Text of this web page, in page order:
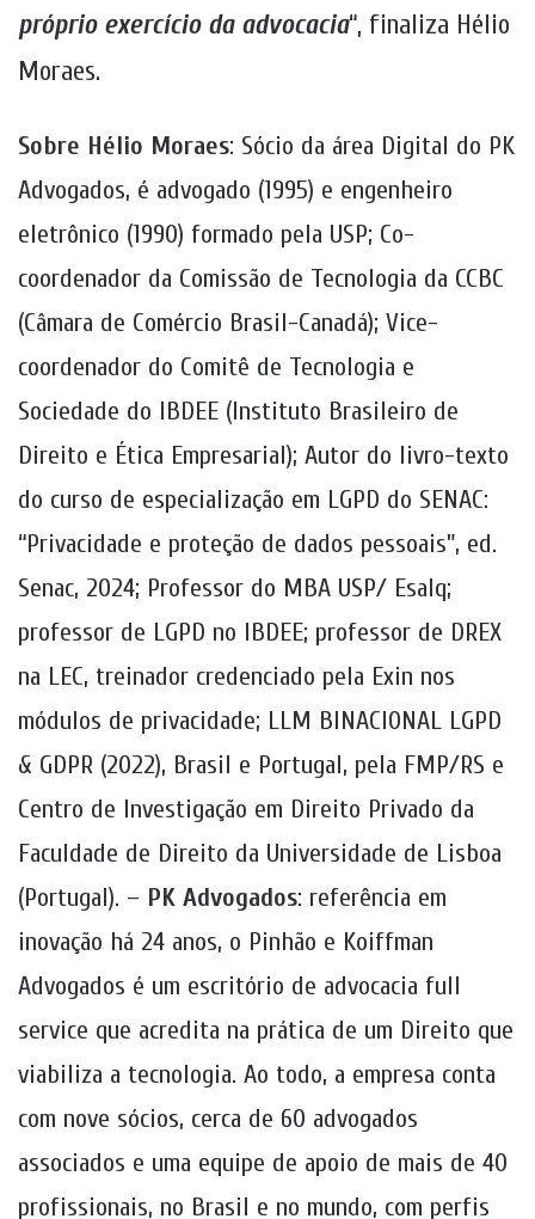
próprio exercício da advocacia“, finaliza Hélio
Moraes.
Sobre Hélio Moraes: Sócio da área Digital do PK
Advogados, é advogado (1995) e engenheiro
eletrônico (1990) formado pela USP; Co-
coordenador da Comissão de Tecnologia da CCBC
(Câmara de Comércio Brasil-Canadá); Vice-
coordenador do Comitê de Tecnologia e
Sociedade do IBDEE (Instituto Brasileiro de
Direito e Ética Empresarial); Autor do livro-texto
do curso de especialização em LGPD do SENAC:
“Privacidade e proteção de dados pessoais”, ed.
Senac, 2024; Professor do MBA USP/ Esalq;
professor de LGPD no IBDEE; professor de DREX
na LEC, treinador credenciado pela Exin nos
módulos de privacidade; LLM BINACIONAL LGPD
& GDPR (2022), Brasil e Portugal, pela FMP/RS e
Centro de Investigação em Direito Privado da
Faculdade de Direito da Universidade de Lisboa
(Portugal). – PK Advogados: referência em
inovação há 24 anos, o Pinhão e Koiffman
Advogados é um escritório de advocacia full
service que acredita na prática de um Direito que
viabiliza a tecnologia. Ao todo, a empresa conta
com nove sócios, cerca de 60 advogados
associados e uma equipe de apoio de mais de 40
profissionais, no Brasil e no mundo, com perfis